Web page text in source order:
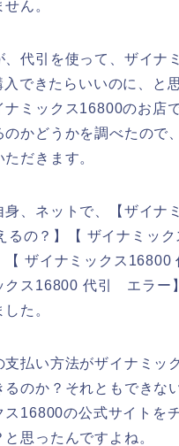
ん。
、代引を使って、ザイナ
できたらいいのに、と
ナミックス16800のお店
のかどうかを調べたので
だきます。
身、ネットで、【ザイナ
の？】【 ザイナミック
ザイナミックス16800
クス16800 代引 エラー
た。
支払い方法がザイナミッ
るのか？それともできな
ス16800の公式サイトを
思ったんですよね。